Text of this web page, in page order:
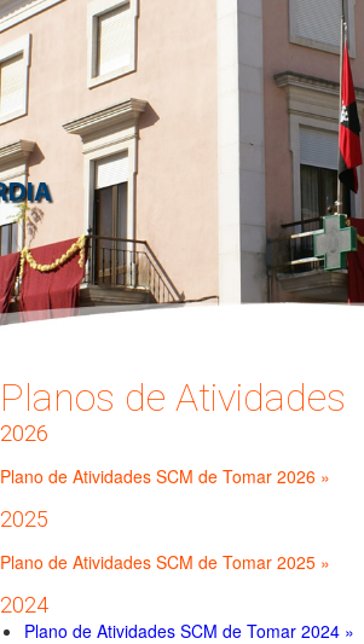
Planos de Atividades
2026
Plano de Atividades SCM de Tomar 2026 »
2025
Plano de Atividades SCM de Tomar 2025 »
2024
Plano de Atividades SCM de Tomar 2024 »